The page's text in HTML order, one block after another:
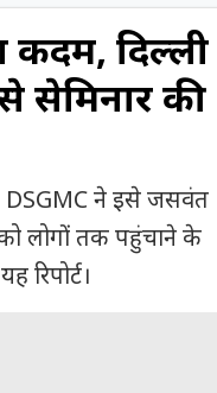
कदम, दिल्ली
सेमिनार की
DSGMC ने इसे जसवंत
लोगों तक पहुंचाने के